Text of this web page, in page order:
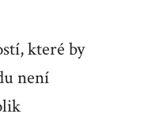
které by
není